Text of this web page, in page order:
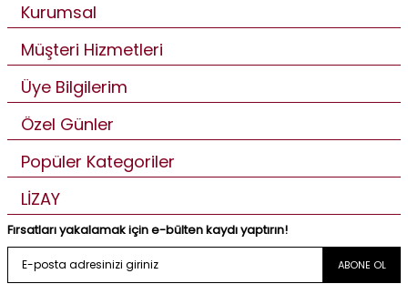
Kurumsal
Müşteri Hizmetleri
Üye Bilgilerim
Özel Günler
Popüler Kategoriler
LİZAY
Fırsatları yakalamak için e-bülten kaydı yaptırın!
ABONE OL